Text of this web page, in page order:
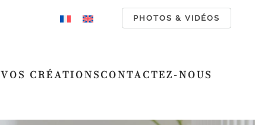
PHOTOS & VIDÉOS
VOS CRÉATIONSCONTACTEZ-NOUS